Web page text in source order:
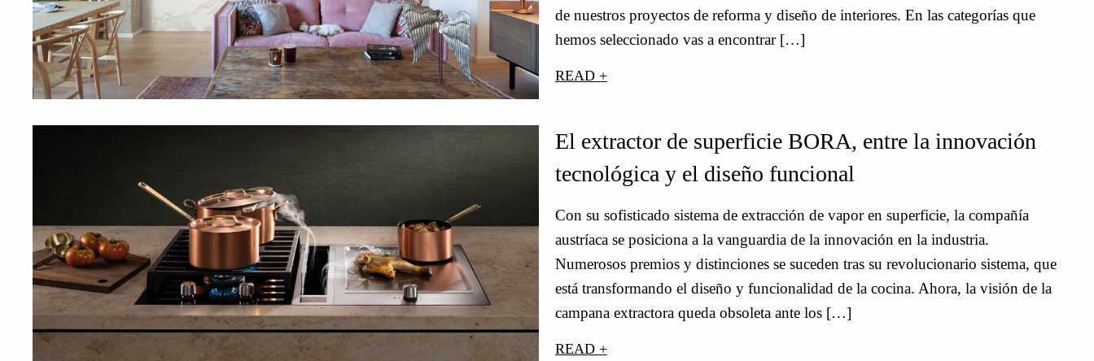
de nuestros proyectos de reforma y diseño de interiores. En las categorías que
hemos seleccionado vas a encontrar […]
READ +
El extractor de superficie BORA, entre la innovación
tecnológica y el diseño funcional
Con su sofisticado sistema de extracción de vapor en superficie, la compañía
austríaca se posiciona a la vanguardia de la innovación en la industria.
Numerosos premios y distinciones se suceden tras su revolucionario sistema, que
está transformando el diseño y funcionalidad de la cocina. Ahora, la visión de la
campana extractora queda obsoleta ante los […]
READ +